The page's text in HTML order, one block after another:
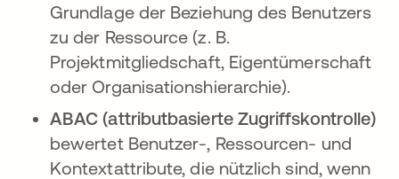
Grundlage der Beziehung des Benutzers
zu der Ressource (z. B.
Projektmitgliedschaft, Eigentümerschaft
oder Organisationshierarchie).
ABAC (attributbasierte Zugriffskontrolle)
bewertet Benutzer-, Ressourcen- und
Kontextattribute, die nützlich sind, wenn